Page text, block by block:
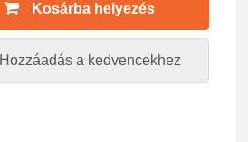
Kosárba helyezés
Hozzáadás a kedvencekhez